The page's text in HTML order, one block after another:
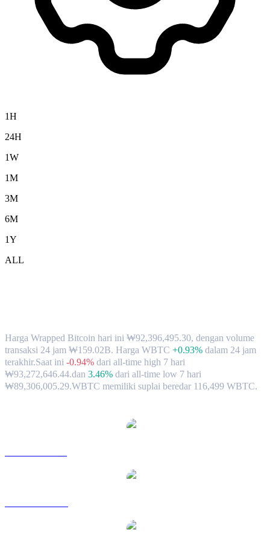
1H
24H
1W
1M
3M
6M
1Y
ALL
Harga Wrapped Bitcoin hari ini ₩92,396,495.30, dengan volume
transaksi 24 jam ₩159.02B. Harga WBTC +0.93% dalam 24 jam
terakhir.Saat ini -0.94% dari all-time high 7 hari
₩93,272,646.44.dan 3.46% dari all-time low 7 hari
₩89,306,005.29.WBTC memiliki suplai beredar 116,499 WBTC.